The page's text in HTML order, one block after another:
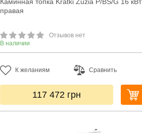
правая
Отзывов нет
В наличии
К желаниям Сравнить
117 472 грн